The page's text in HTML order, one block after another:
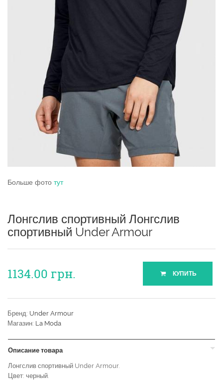
Больше фото тут
Лонгслив спортивный Лонгслив
спортивный Under Armour
1134.00 грн. КУПИТЬ
Бренд: Under Armour
Магазин: La Moda
Описание товара
Лонгслив спортивный Under Armour.
Цвет: черный.